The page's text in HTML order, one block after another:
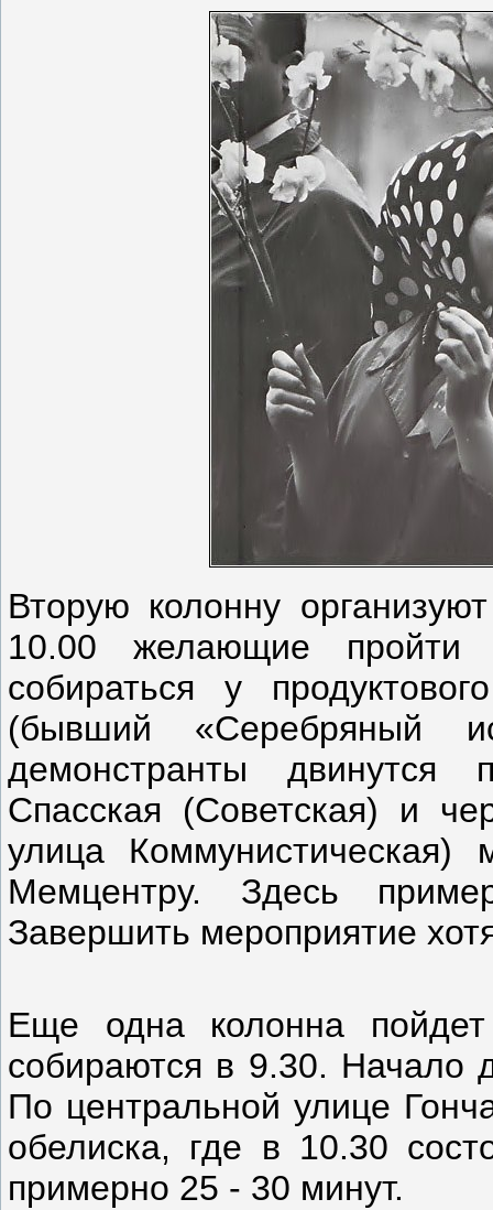
Вторую колонну
10.00 желающие пройти
собираться у
(бывший «Серебряный
демонстранты
Спасская (Советская) и
улица
Мемцентру. Здесь
Завершить мероприятие
Еще одна колонна
собираются в 9.30. Начало
По центральной улице
обелиска, где в 10.30
примерно 25 - 30 минут.